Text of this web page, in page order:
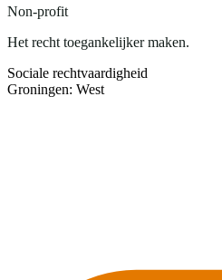
Non-profit
Het recht toegankelijker maken.
Sociale rechtvaardigheid
Groningen: West